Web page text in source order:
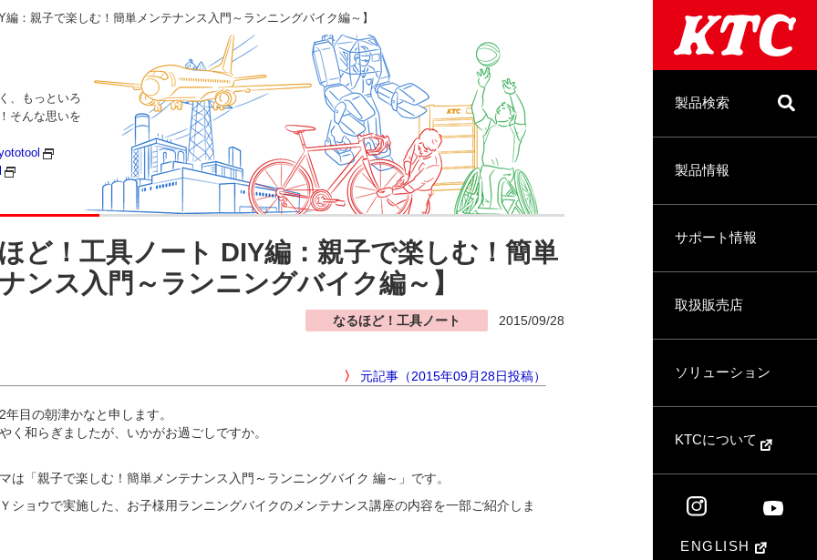
製品検索
製品情報
サポート情報
取扱販売店
ソリューション
KTCについて
ENGLISH
：親子で楽しむ！簡単メンテナンス入門～ランニングバイク編～】
、もっといろ
そんな思いを
ど！工具ノート DIY編：親子で楽しむ！簡単
ンス入門～ランニングバイク編～】
なるほど！工具ノート 2015/09/28
〉 元記事（2015年09月28日投稿）
年目の朝津かなと申します。
く和らぎましたが、いかがお過ごしですか。
は「親子で楽しむ！簡単メンテナンス入門～ランニングバイク 編～」です。
ショウで実施した、お子様用ランニングバイクのメンテナンス講座の内容を一部ご紹介しま